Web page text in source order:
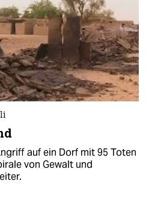
auf ein Dorf mit 95 Toten
von Gewalt und